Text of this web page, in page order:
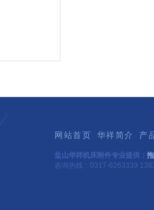
网站首页 华祥简介 产
盐山华祥机床附件专业提供：
咨询热线：0317-6263339